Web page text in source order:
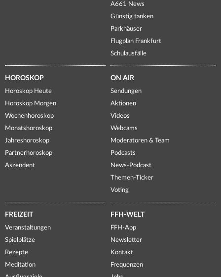
A661 News
Günstig tanken
Parkhäuser
Flugplan Frankfurt
Schulausfälle
HOROSKOP
Horoskop Heute
Horoskop Morgen
Wochenhoroskop
Monatshoroskop
Jahreshoroskop
Partnerhoroskop
Aszendent
ON AIR
Sendungen
Aktionen
Videos
Webcams
Moderatoren & Team
Podcasts
News-Podcast
Themen-Ticker
Voting
FREIZEIT
Veranstaltungen
Spielplätze
Rezepte
Meditation
FFH-WELT
FFH-App
Newsletter
Kontakt
Frequenzen